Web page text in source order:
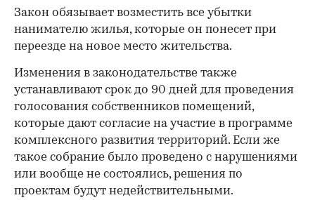
00:00
Закон обязывает возместить все убытки
нанимателю жилья, которые он понесет при
переезде на новое место жительства.
Изменения в законодательстве также
устанавливают срок до 90 дней для проведения
голосования собственников помещений,
которые дают согласие на участие в программе
комплексного развития территорий. Если же
такое собрание было проведено с нарушениями
или вообще не состоялись, решения по
проектам будут недействительными.